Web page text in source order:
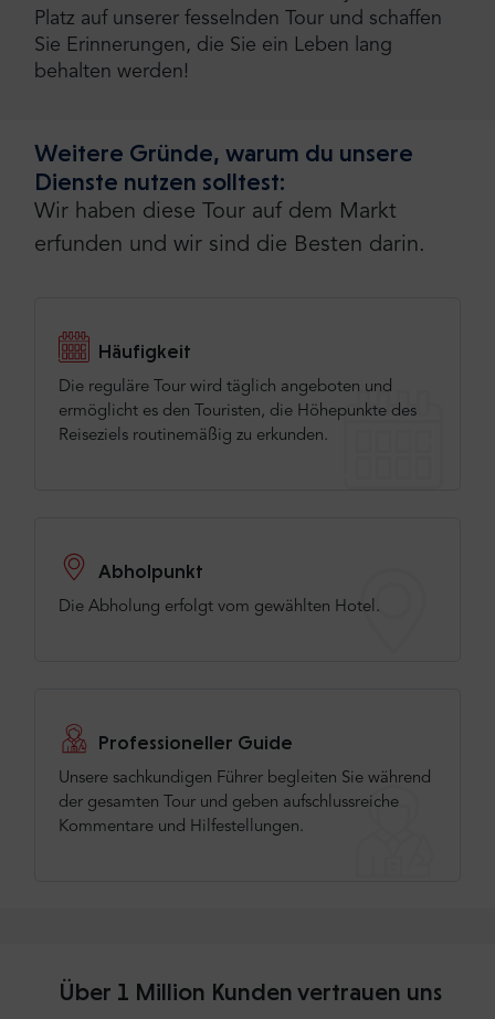
Platz auf unserer fesselnden Tour und schaffen
Sie Erinnerungen, die Sie ein Leben lang
behalten werden!
Weitere Gründe, warum du unsere
Dienste nutzen solltest:
Wir haben diese Tour auf dem Markt
erfunden und wir sind die Besten darin.
Häufigkeit
Die reguläre Tour wird täglich angeboten und
ermöglicht es den Touristen, die Höhepunkte des
Reiseziels routinemäßig zu erkunden.
Abholpunkt
Die Abholung erfolgt vom gewählten Hotel.
Professioneller Guide
Unsere sachkundigen Führer begleiten Sie während
der gesamten Tour und geben aufschlussreiche
Kommentare und Hilfestellungen.
Über 1 Million Kunden vertrauen uns